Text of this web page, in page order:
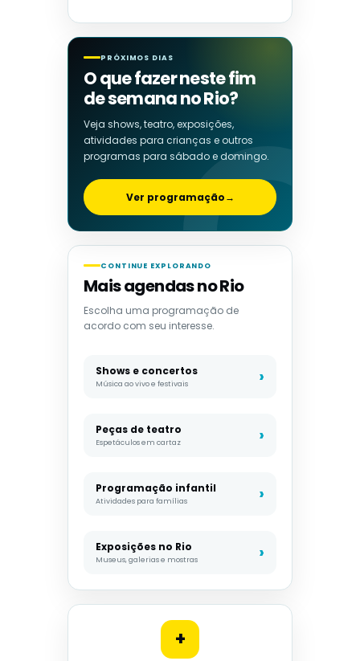
PRÓXIMOS DIAS
O que fazer neste fim
de semana no Rio?
Veja shows, teatro, exposições,
atividades para crianças e outros
programas para sábado e domingo.
Ver programação→
CONTINUE EXPLORANDO
Mais agendas no Rio
Escolha uma programação de
acordo com seu interesse.
Shows e concertos
Música ao vivo e festivais
Peças de teatro
Espetáculos em cartaz
Programação infantil
Atividades para famílias
Exposições no Rio
Museus, galerias e mostras
+